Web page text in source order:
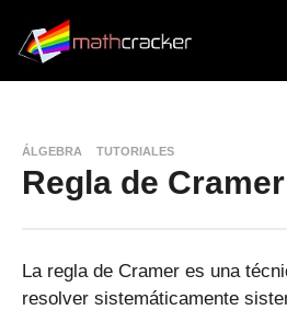
ÁLGEBRA TUTORIALES
Regla de Cramer
La regla de Cramer es una
resolver sistemáticamente